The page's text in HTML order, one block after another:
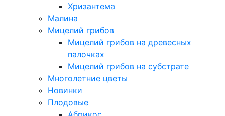
Хризантема
Малина
Мицелий грибов
Мицелий грибов на древесных
палочках
Мицелий грибов на субстрате
Многолетние цветы
Новинки
Плодовые